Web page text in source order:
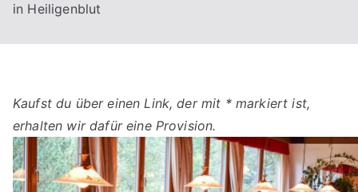
in Heiligenblut
Kaufst du über einen Link, der mit * markiert ist,
erhalten wir dafür eine Provision.